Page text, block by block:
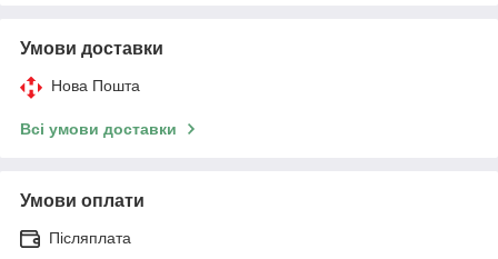
Умови доставки
Нова Пошта
Всі умови доставки
Умови оплати
Післяплата